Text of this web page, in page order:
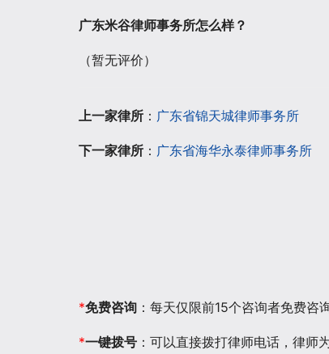
广东米谷律师事务所怎么样？
（暂无评价）
上一家律所 ： 广东省锦天城律师事务所
下一家律所 ： 广东省海华永泰律师事务所
*免费咨询 ：每天仅限前15个咨询者免费咨
*一键拨号 ：可以直接拨打律师电话，律师